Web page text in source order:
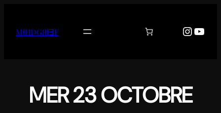
contenu
MƗИĐǤЯƗƎF
MER 23 OCTOBRE